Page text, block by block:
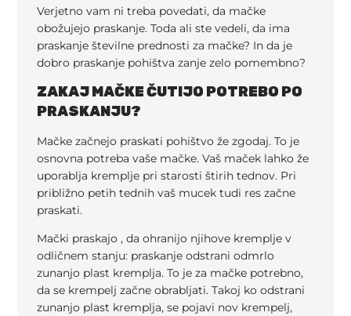
Verjetno vam ni treba povedati, da mačke
obožujejo praskanje. Toda ali ste vedeli, da ima
praskanje številne prednosti za mačke? In da je
dobro praskanje pohištva zanje zelo pomembno?
ZAKAJ MAČKE ČUTIJO POTREBO PO
PRASKANJU?
Mačke začnejo praskati pohištvo že zgodaj. To je
osnovna potreba vaše mačke. Vaš maček lahko že
uporablja kremplje pri starosti štirih tednov. Pri
približno petih tednih vaš mucek tudi res začne
praskati.
Mački praskajo , da ohranijo njihove kremplje v
odličnem stanju: praskanje odstrani odmrlo
zunanjo plast kremplja. To je za mačke potrebno,
da se krempelj začne obrabljati. Takoj ko odstrani
zunanjo plast kremplja, se pojavi nov krempelj,